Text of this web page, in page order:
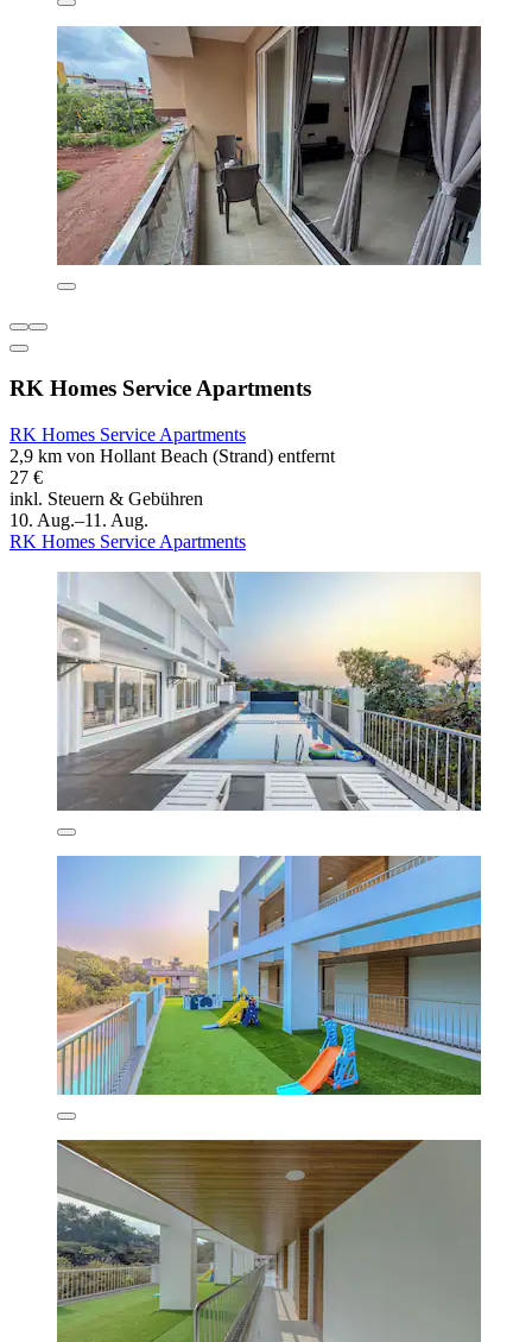
RK Homes Service Apartments
RK Homes Service Apartments
2,9 km von Hollant Beach (Strand) entfernt
27 €
inkl. Steuern & Gebühren
10. Aug.–11. Aug.
RK Homes Service Apartments